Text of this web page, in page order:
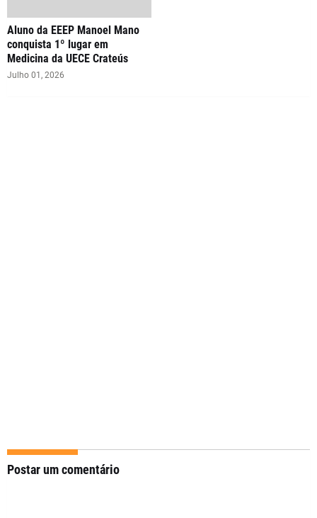
Aluno da EEEP Manoel Mano
conquista 1º lugar em
Medicina da UECE Crateús
Julho 01, 2026
Postar um comentário